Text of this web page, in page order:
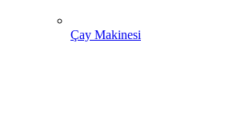
Çay Makinesi